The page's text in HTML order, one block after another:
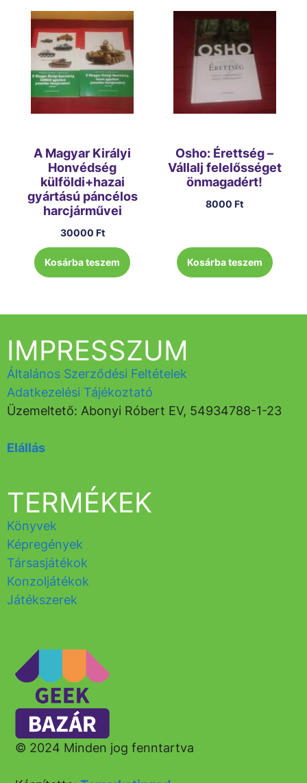
A Magyar Királyi
Honvédség
külföldi+hazai
gyártású páncélos
harcjárművei
30000 Ft
Kosárba teszem
Osho: Érettség –
Vállalj felelősséget
önmagadért!
8000Ft
Kosárba teszem
© 2024 Minden jog fenntartva
TERMÉKEK
Könyvek
Képregények
Társasjátékok
Konzoljátékok
Játékszerek
IMPRESSZUM
Általános Szerződési Feltételek
Adatkezelési Tájékoztató
Üzemeltető: Abonyi Róbert EV, 54934788-1-23
Elállás